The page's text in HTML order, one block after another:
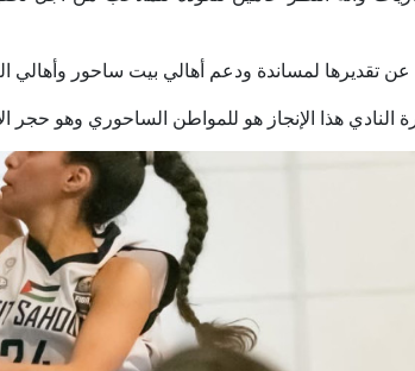
تقديرها لمساندة ودعم أهالي بيت ساحور وأهالي
النادي هذا الإنجاز هو للمواطن الساحوري وهو